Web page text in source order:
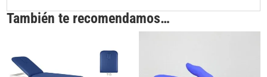
También te recomendamos…